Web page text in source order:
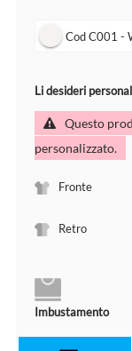
Cod C001 -
Li desideri
Questo
personalizzato.
Fronte
Retro
Imbustamento